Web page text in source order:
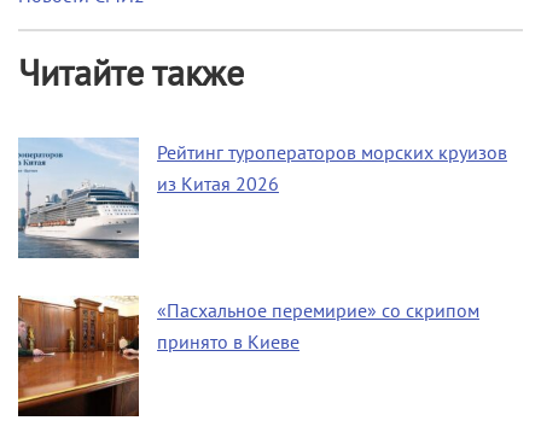
Читайте также
Рейтинг туроператоров морских круизов
из Китая 2026
«Пасхальное перемирие» со скрипом
принято в Киеве